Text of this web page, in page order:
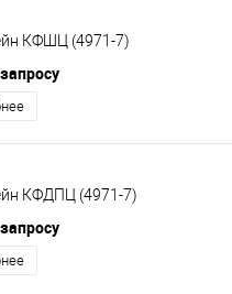
КФШЦ (4971-7)
КФДПЦ (4971-7)